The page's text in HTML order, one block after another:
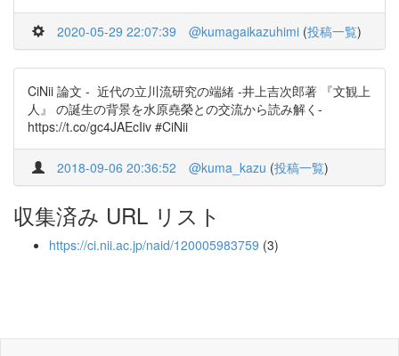
2020-05-29 22:07:39 @kumagaikazuhimi (投稿一覧)
CiNii 論文 - 近代の立川流研究の端緒 -井上吉次郎著 『文観上
人』 の誕生の背景を水原堯榮との交流から読み解く-
https://t.co/gc4JAEcIiv #CiNii
2018-09-06 20:36:52 @kuma_kazu (投稿一覧)
収集済み URL リスト
https://ci.nii.ac.jp/naid/120005983759 (3)